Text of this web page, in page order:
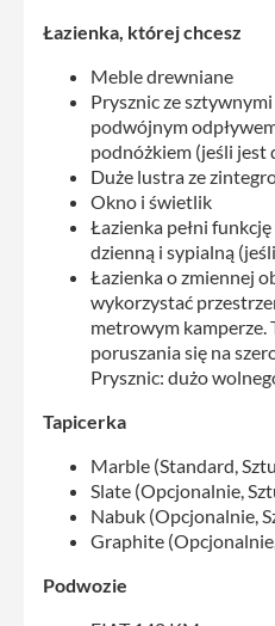
Łazienka, której chcesz
Meble drewniane
Prysznic ze
podwójnym
podnóżkiem (jeśli jest
Duże lustra ze
Okno i świetlik
Łazienka pełni
dzienną i sypialną
Łazienka o zmiennej
wykorzystać
metrowym kamperze.
poruszania się na
Prysznic: dużo
Tapicerka
Marble (Standard,
Slate (Opcjonalnie,
Nabuk (Opcjonalnie,
Graphite
Podwozie